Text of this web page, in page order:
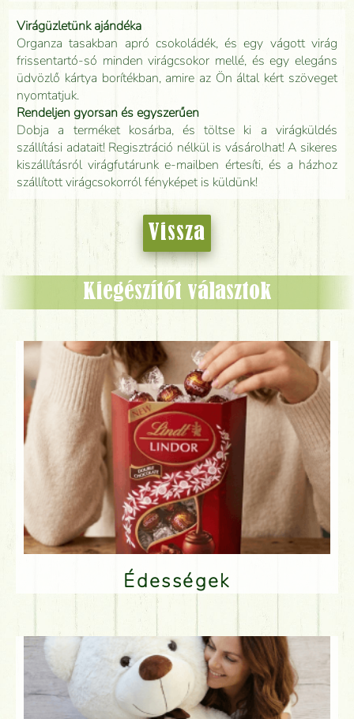
Virágüzletünk ajándéka
Organza tasakban apró csokoládék, és egy vágott virág
frissentartó-só minden virágcsokor mellé, és egy elegáns
üdvözlő kártya borítékban, amire az Ön által kért szöveget
nyomtatjuk.
Rendeljen gyorsan és egyszerűen
Dobja a terméket kosárba, és töltse ki a virágküldés
szállítási adatait! Regisztráció nélkül is vásárolhat! A sikeres
kiszállításról virágfutárunk e-mailben értesíti, és a házhoz
szállított virágcsokorról fényképet is küldünk!
Vissza
Kiegészítőt választok
Édességek